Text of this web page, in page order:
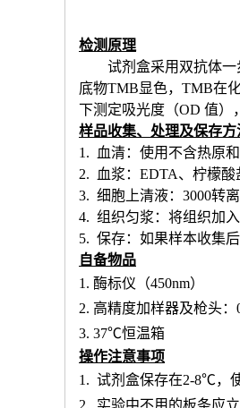
检测原理
试剂盒采用双抗体
底物TMB显色，TMB在
下测定吸光度（OD 值）
样品收集、处理及保存方
1. 血清：使用不含热原
2. 血浆：EDTA、柠檬酸
3. 细胞上清液：3000转
4. 组织匀浆：将组织加
5. 保存：如果样本收集
自备物品
1. 酶标仪（450nm）
2. 高精度加样器及枪头：
3. 37℃恒温箱
操作注意事项
1. 试剂盒保存在2-8℃，
2. 实验中不用的板条应